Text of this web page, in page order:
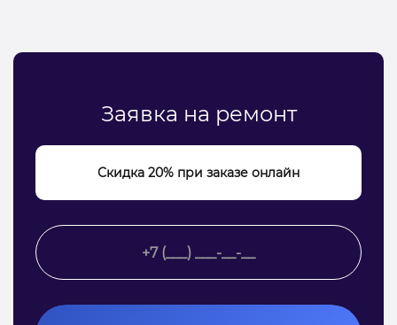
Заявка на ремонт
Скидка 20% при заказе онлайн